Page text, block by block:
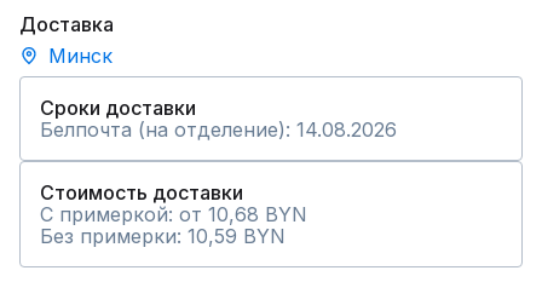
Доставка
Минск
Сроки доставки
Белпочта (на отделение): 14.08.2026
Стоимость доставки
С примеркой: от 10,68 BYN
Без примерки: 10,59 BYN